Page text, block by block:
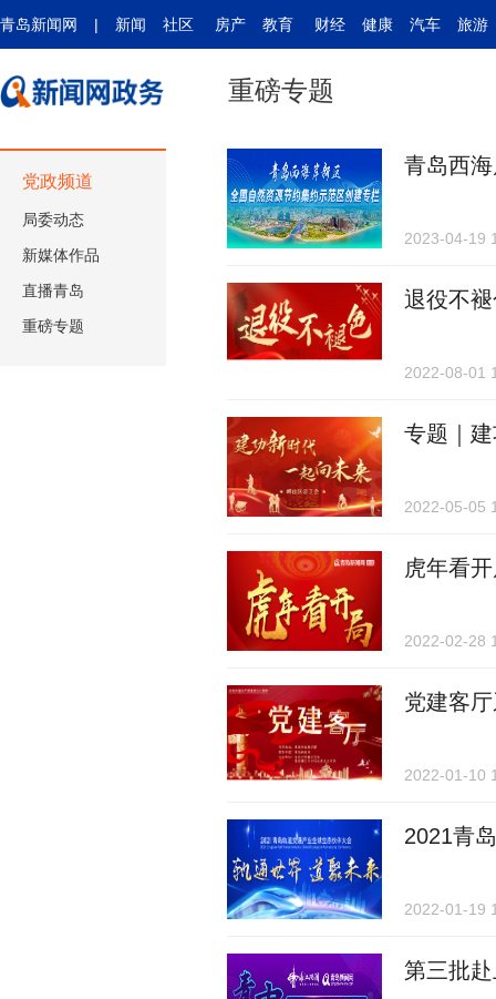
青岛新闻网 | 新闻 社区 房产 教育 财经 健康 汽车 旅游
重磅专题
党政频道
局委动态
新媒体作品
直播青岛
重磅专题
青岛西
2023-04-19
退役不
2022-08-01
专题｜
2022-05-05
虎年看
2022-02-28
党建客
2022-01-10
2021青
2022-01-19
第三批